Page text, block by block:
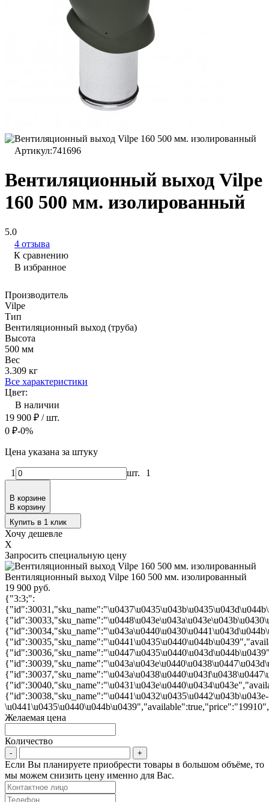
Артикул:741696
Вентиляционный выход Vilpe
160 500 мм. изолированный
5.0
4 отзыва
К сравнению
В избранное
Производитель
Vilpe
Тип
Вентиляционный выход (труба)
Высота
500 мм
Вес
3.309 кг
Все характеристики
Цвет:
В наличии
19 900 ₽ / шт.
0 ₽-0%
Цена указана за штуку
1 шт. 1
В корзине
В корзину
Купить в 1 клик
Хочу дешевле
X
Запросить специальную цену
Вентиляционный выход Vilpe 160 500 мм. изолированный
19 900 руб.
{"3:3;":
{"id":30038,"sku_name":"\u0441\u0432\u0435\u0442\u043b\u043e-
Желаемая цена
Количество
Если Вы планируете приобрести товары в большом объёме, то
мы можем снизить цену именно для Вас.